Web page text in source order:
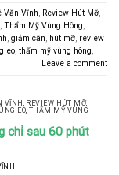
Văn Vĩnh, Review Hút Mỡ,
, Thẩm Mỹ Vùng Hông,
, giảm cân, hút mỡ, review
eo, thẩm mỹ vùng hông,
Leave a comment
VĨNH REVIEW HÚT MỠ,
EO THẨM MỸ VÙNG
chỉ sau 60 phút